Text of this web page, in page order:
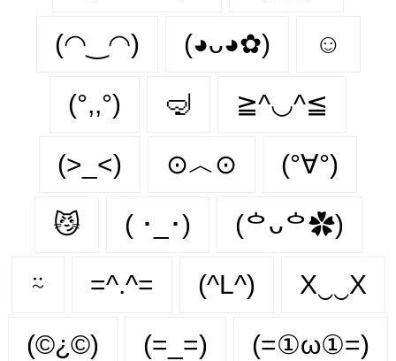
(◠‿◠) (◕ᴗ◕✿) ☺️
(°,,°) 🤿 ≧^◡^≦
(>_<) ⊙︿⊙ (°∀°)
😼 ( ･_･) (ᅌᴗᅌ✿)
⍨ =^.^= (^L^) X‿‿X
(©¿©) (=_=) (=①ω①=)